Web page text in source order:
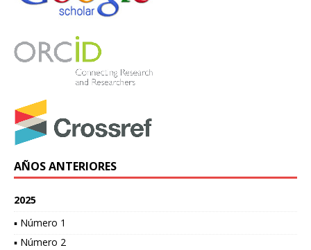
AÑOS ANTERIORES
2025
▪ Número 1
▪ Número 2